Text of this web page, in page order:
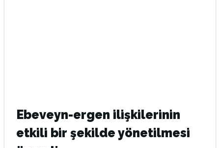
Ebeveyn-ergen ilişkilerinin
etkili bir şekilde yönetilmesi